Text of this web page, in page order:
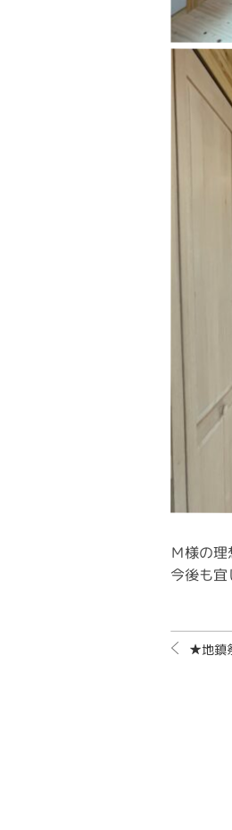
Ｍ様の
今後も
★地鎮